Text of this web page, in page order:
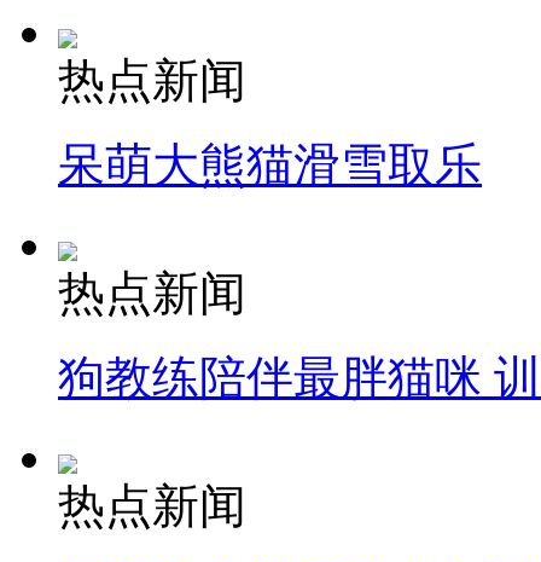
热点新闻
呆萌大熊猫滑雪取乐
热点新闻
狗教练陪伴最胖猫咪
热点新闻